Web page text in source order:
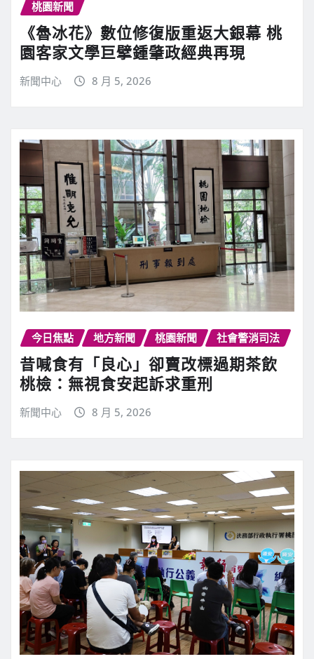
桃園新聞
《魯冰花》數位修復版重返大銀幕 桃
園客家文學巨擘鍾肇政經典再現
新聞中心 8 月 5, 2026
今日焦點 地方新聞 桃園新聞 社會警消司法
昔喊食有「良心」卻賣改標過期茶飲
桃檢：無視食安起訴求重刑
新聞中心 8 月 5, 2026